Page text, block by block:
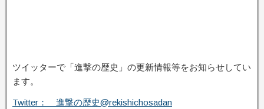
ツイッターで「進撃の歴史」の更新情報等をお知らせしてい
ます。
Twitter： 進撃の歴史@rekishichosadan